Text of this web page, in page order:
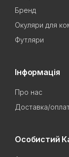
Бренд
Окуляри для
Футляри
Інформація
Про нас
Доставка/
Особистий